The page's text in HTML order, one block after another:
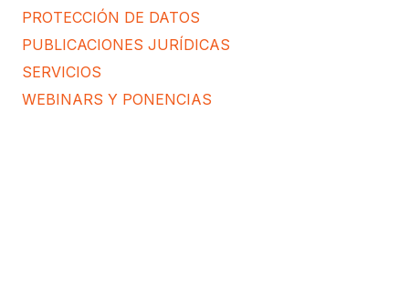
PROTECCIÓN DE DATOS
PUBLICACIONES JURÍDICAS
SERVICIOS
WEBINARS Y PONENCIAS